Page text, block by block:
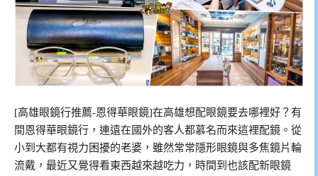
[高雄眼鏡行推薦-恩得華眼鏡]在高雄想配眼鏡要去哪裡好？有
間恩得華眼鏡行，連遠在國外的客人都慕名而來這裡配鏡。從
小到大都有視力困擾的老婆，雖然常常隱形眼鏡與多焦鏡片輪
流戴，最近又覺得看東西越來越吃力，時間到也該配新眼鏡